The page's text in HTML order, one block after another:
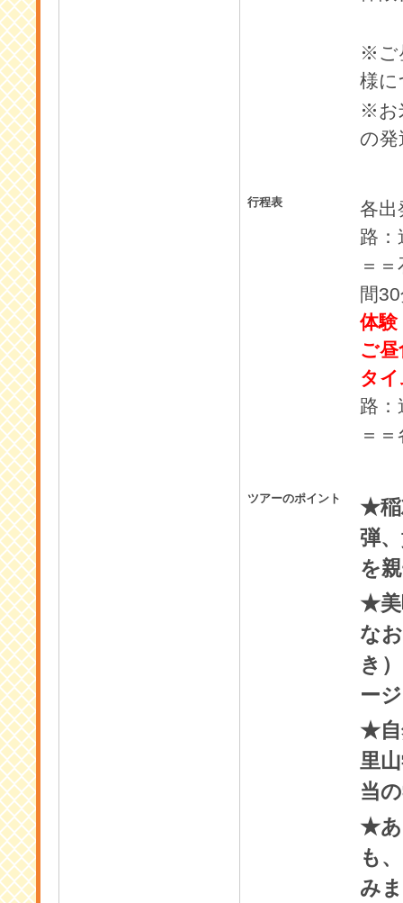
※ご
様
※お
の発
行程表
各出
路：
＝
間30
体験
ご
タ
路：
＝
ツアーのポイント
★稲
弾
を
★美
な
き
ージ
★自
里
当
★あ
も
み